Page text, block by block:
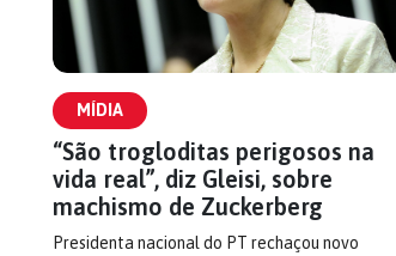
MÍDIA
“São trogloditas perigosos na
vida real”, diz Gleisi, sobre
machismo de Zuckerberg
Presidenta nacional do PT rechaçou novo